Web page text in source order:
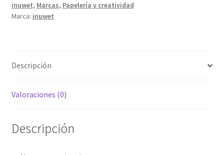
inuwet, Marcas, Papelería y creatividad
Marca: inuwet
Descripción
Valoraciones (0)
Descripción